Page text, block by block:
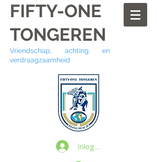
FIFTY-ONE
TONGEREN
Vriendschap, achting en
verdraagzaamheid
Inloggen